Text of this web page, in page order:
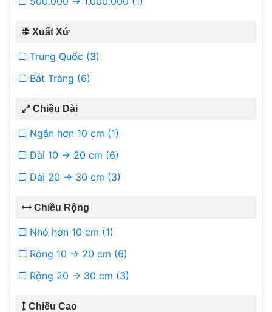
Xuất Xứ
Trung Quốc (3)
Bát Tràng (6)
Chiều Dài
Ngắn hơn 10 cm (1)
Dài 10 -> 20 cm (6)
Dài 20 -> 30 cm (3)
Chiều Rộng
Nhỏ hơn 10 cm (1)
Rộng 10 -> 20 cm (6)
Rộng 20 -> 30 cm (3)
Chiều Cao